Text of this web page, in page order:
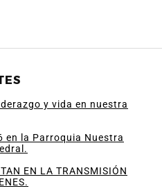
y vida en nuestra
en la Parroquia Nuestra
EN LA TRANSMISIÓN